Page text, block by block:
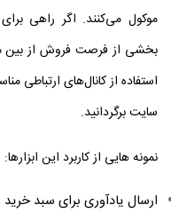
موکول می‌کنند. اگر راهی برای
بخشی از فرصت فروش از
استفاده از کانال‌های ارتباطی
سایت برگردانید.
نمونه‌ هایی از کاربرد این ابزارها:
ارسال یادآوری برای سبد